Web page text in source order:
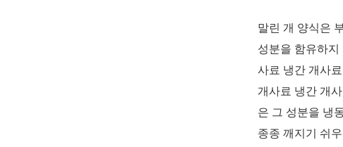
말린 개 양식은
성분을 함유하
사료 냉간 개사
개사료 냉간 개
은 그 성분을 냉
종종 깨지기 쉬